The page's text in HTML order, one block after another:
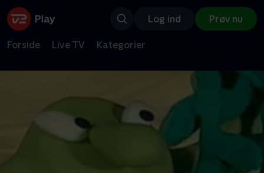
Log ind Prøv nu
Forside Live TV Kategorier